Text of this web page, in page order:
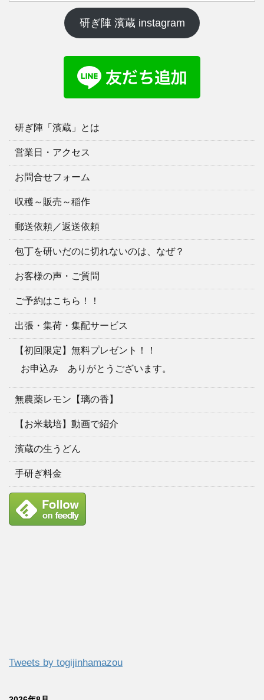
研ぎ陣 濱蔵 instagram
研ぎ陣「濱蔵」とは
営業日・アクセス
お問合せフォーム
収穫～販売～稲作
郵送依頼／返送依頼
包丁を研いだのに切れないのは、なぜ？
お客様の声・ご質問
ご予約はこちら！！
出張・集荷・集配サービス
【初回限定】無料プレゼント！！
お申込み ありがとうございます。
無農薬レモン【璃の香】
【お米栽培】動画で紹介
濱蔵の生うどん
手研ぎ料金
Tweets by togijinhamazou